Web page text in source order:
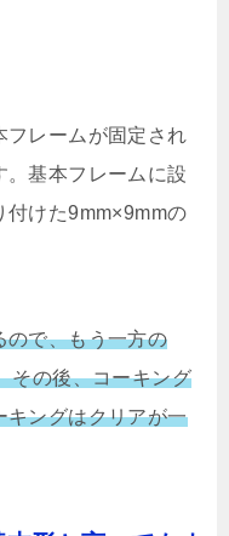
フレームが固定され
。基本フレームに設
付けた9mm×9mmの
ので、もう一方の
その後、コーキング
キングはクリアが一